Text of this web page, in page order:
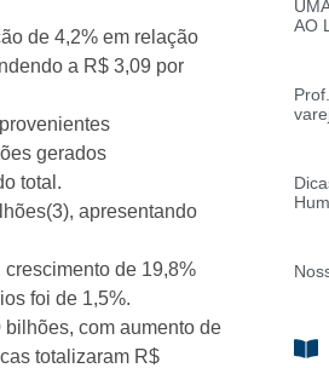
de 4,2% em relação
a R$ 3,09 por
gerados
total.
apresentando
de 19,8%
foi de 1,5%.
com aumento de
totalizaram R$
AO